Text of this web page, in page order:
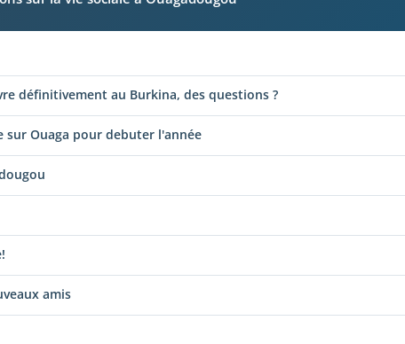
définitivement au Burkina, des questions ?
sur Ouaga pour debuter l'année
amis